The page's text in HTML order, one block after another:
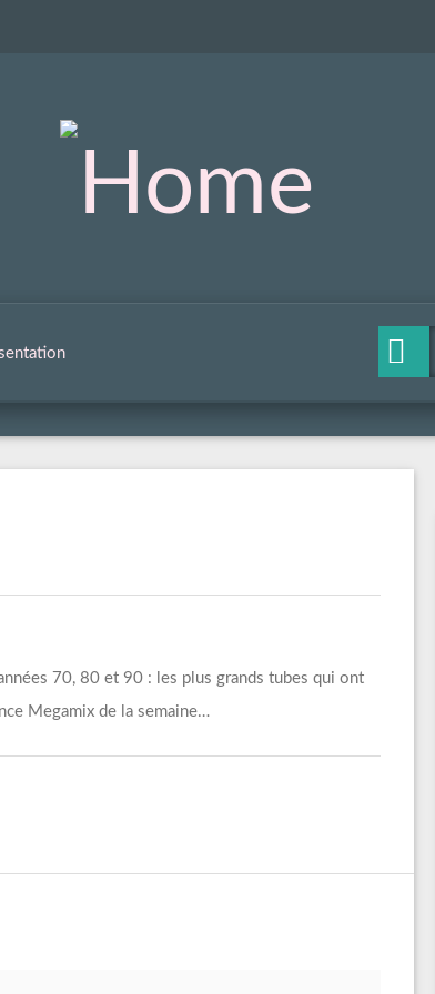
70, 80 et 90 : les plus grands tubes qui ont
Megamix de la semaine…